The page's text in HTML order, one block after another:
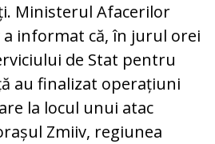
Ministerul Afacerilor
a informat că, în jurul orei
de Stat pentru
au finalizat operațiuni
la locul unui atac
Zmiiv, regiunea